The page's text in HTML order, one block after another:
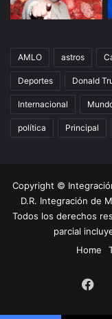
AMLO astros
Deportes Donald
Internacional
política Principal
Copyright ©
D.R. Integración de
Todos los derechos
parcial
Home